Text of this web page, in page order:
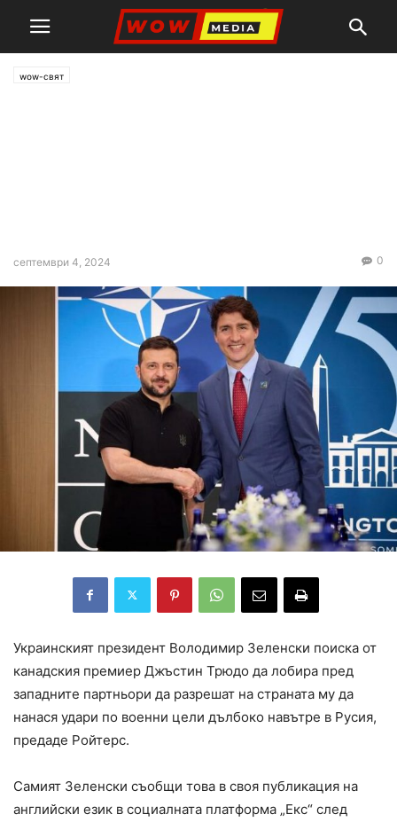
wow-свят
септември 4, 2024 0
Украинският президент Володимир Зеленски поиска от
канадския премиер Джъстин Трюдо да лобира пред
западните партньори да разрешат на страната му да
нанася удари по военни цели дълбоко навътре в Русия,
предаде Ройтерс.
Самият Зеленски съобщи това в своя публикация на
английски език в социалната платформа „Екс“ след